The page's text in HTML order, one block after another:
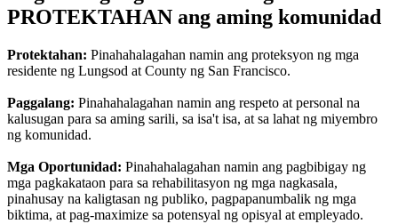
PROTEKTAHAN ang aming komunidad
Protektahan: Pinahahalagahan namin ang proteksyon ng mga
residente ng Lungsod at County ng San Francisco.
Paggalang: Pinahahalagahan namin ang respeto at personal na
kalusugan para sa aming sarili, sa isa't isa, at sa lahat ng miyembro
ng komunidad.
Mga Oportunidad: Pinahahalagahan namin ang pagbibigay ng
mga pagkakataon para sa rehabilitasyon ng mga nagkasala,
pinahusay na kaligtasan ng publiko, pagpapanumbalik ng mga
biktima, at pag-maximize sa potensyal ng opisyal at empleyado.